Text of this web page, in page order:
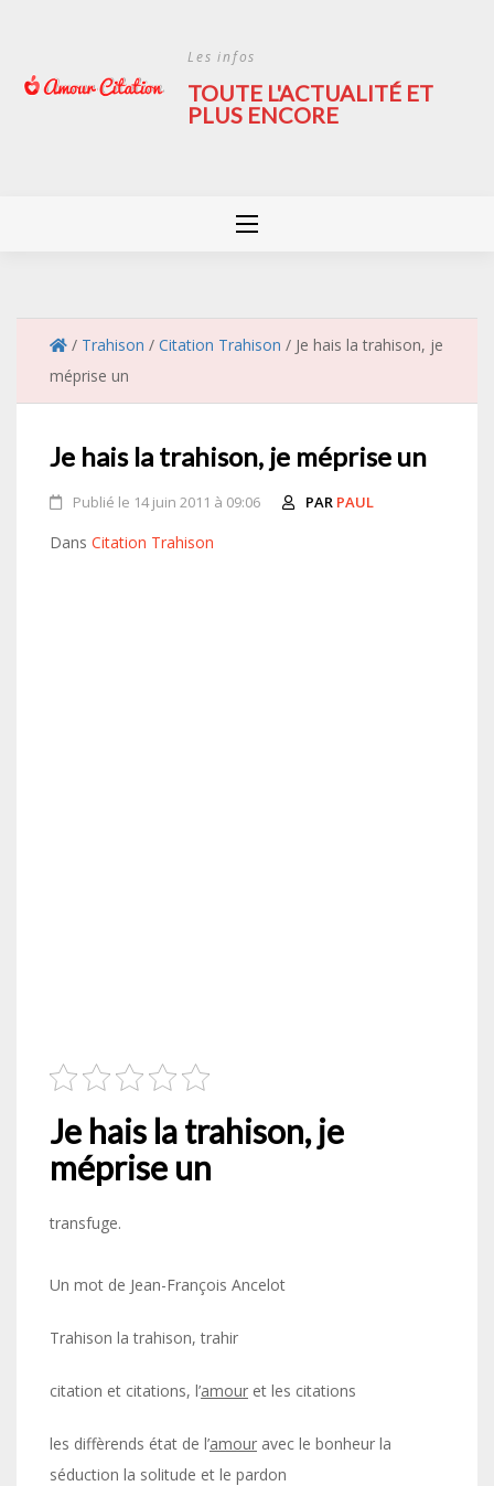
content
Les infos
TOUTE L'ACTUALITÉ ET
PLUS ENCORE
/ Trahison / Citation Trahison / Je hais la trahison, je
méprise un
Je hais la trahison, je méprise un
Publié le 14 juin 2011 à 09:06 PAR PAUL
Dans Citation Trahison
Je hais la trahison, je
méprise un
transfuge.
Un mot de Jean-François Ancelot
Trahison la trahison, trahir
citation et citations, l’amour et les citations
les diffèrends état de l’amour avec le bonheur la
séduction la solitude et le pardon